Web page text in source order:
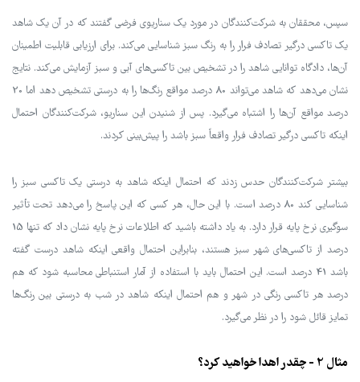
سپس، محققان به شرکت‌کنندگان در مورد یک سناریوی فرضی گفتند که در آن یک شاهد
یک تاکسی درگیر تصادف فرار را به رنگ سبز شناسایی می‌کند. برای ارزیابی قابلیت اطمینان
آن‌ها، دادگاه توانایی شاهد را در تشخیص بین تاکسی‌های آبی و سبز آزمایش می‌کند. نتایج
نشان می‌دهد که شاهد می‌تواند 80 درصد مواقع رنگ‌ها را به درستی تشخیص دهد اما 20
درصد مواقع آن‌ها را اشتباه می‌گیرد. پس از شنیدن این سناریو، شرکت‌کنندگان احتمال
اینکه تاکسی درگیر تصادف فرار واقعاً سبز باشد را پیش‌بینی کردند.
بیشتر شرکت‌کنندگان حدس زدند که احتمال اینکه شاهد به درستی یک تاکسی سبز را
شناسایی کند 80 درصد است. با این حال، هر کسی که این پاسخ را می‌دهد تحت تأثیر
سوگیری نرخ پایه قرار دارد. به یاد داشته باشید که اطلاعات نرخ پایه نشان داد که تنها 15
درصد از تاکسی‌های شهر سبز هستند، بنابراین احتمال واقعی اینکه شاهد درست گفته
باشد 41 درصد است. این احتمال باید با استفاده از آمار استنباطی محاسبه شود که هم
درصد هر تاکسی رنگی در شهر و هم احتمال اینکه شاهد در شب به درستی بین رنگ‌ها
تمایز قائل شود را در نظر می‌گیرد.
مثال 2 - چقدر اهدا خواهید کرد؟